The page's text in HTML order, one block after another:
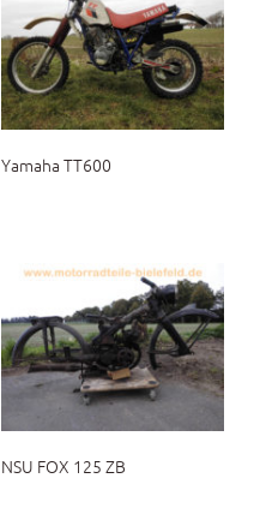
Yamaha TT600
NSU FOX 125 ZB